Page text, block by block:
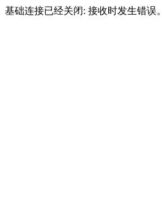
基础连接已经关闭: 接收时发生错误。